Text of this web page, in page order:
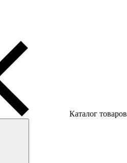
Каталог товаров